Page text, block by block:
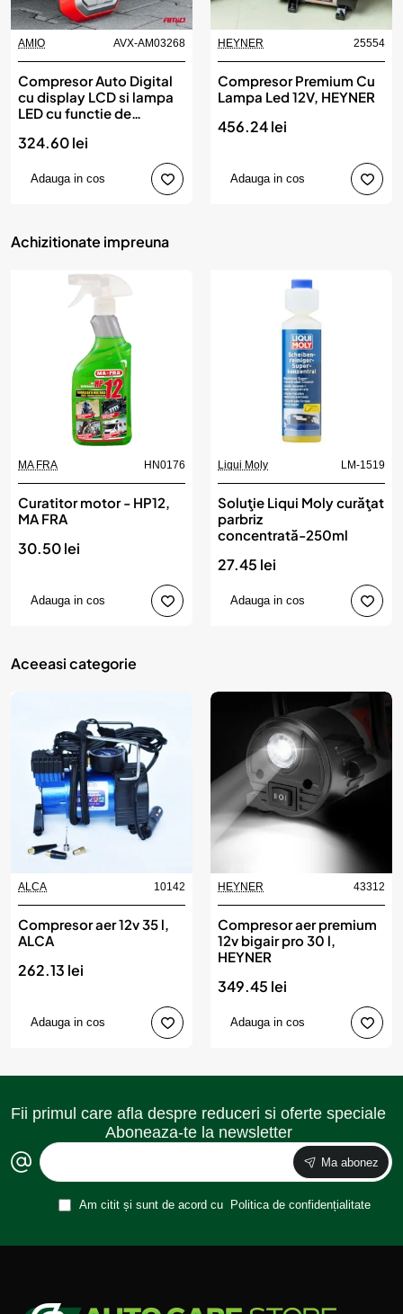
AMIO AVX-AM03268
Compresor Auto Digital
cu display LCD si lampa
LED cu functie de
alimentare 12V, AVX-
324.60 lei
Adauga in cos
HEYNER 25554
Compresor Premium Cu
Lampa Led 12V, HEYNER
456.24 lei
Adauga in cos
Achizitionate impreuna
MA FRA HN0176
Curatitor motor - HP12,
MA FRA
30.50 lei
Adauga in cos
Liqui Moly LM-1519
Soluţie Liqui Moly curăţat
parbriz
concentrată-250ml
27.45 lei
Adauga in cos
Aceeasi categorie
ALCA 10142
Compresor aer 12v 35 l,
ALCA
262.13 lei
Adauga in cos
HEYNER 43312
Compresor aer premium
12v bigair pro 30 l,
HEYNER
349.45 lei
Adauga in cos
Fii primul care afla despre reduceri si oferte speciale
Aboneaza-te la newsletter
Ma abonez
Am citit și sunt de acord cu Politica de confidențialitate